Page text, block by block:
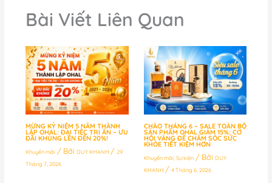
Bài Viết Liên Quan
MỪNG KỶ NIỆM 5 NĂM THÀNH
LẬP OHAL: ĐẠI TIỆC TRI ÂN – ƯU
ĐÃI KHỦNG LÊN ĐẾN 20%!
Khuyến mãi/ Bởi DUY KHANH / 29
Tháng 7, 2026
CHÀO THÁNG 6 – SALE TOÀN BỘ
SẢN PHẨM OHAL GIẢM 15%: CƠ
HỘI VÀNG ĐỂ CHĂM SÓC SỨC
KHỎE TIẾT KIỆM HƠN
Khuyến mãi,Sự kiện/ Bởi DUY
KHANH / 4 Tháng 6, 2026